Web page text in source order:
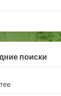
поиски